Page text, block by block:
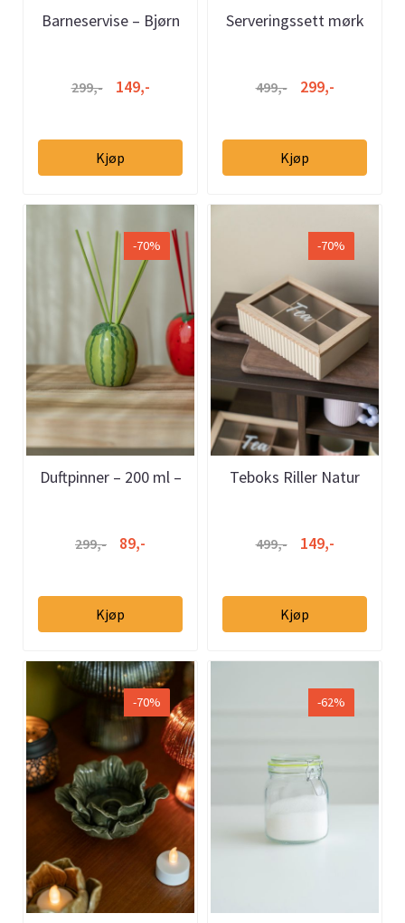
Barneservise – Bjørn
299,- 149,-
Kjøp
Serveringssett mørk
499,- 299,-
Kjøp
-70%
Duftpinner – 200 ml –
299,- 89,-
Kjøp
-70%
Teboks Riller Natur
499,- 149,-
Kjøp
-70% -62%